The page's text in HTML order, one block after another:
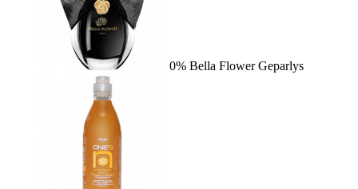
0% Bella Flower Geparlys